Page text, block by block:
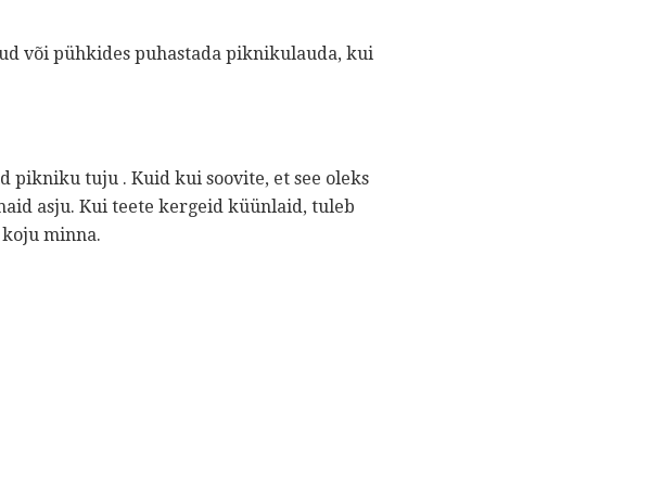
või pühkides puhastada piknikulauda, ​​kui
pikniku tuju . Kuid kui soovite, et see oleks
asju. Kui teete kergeid küünlaid, tuleb
minna.